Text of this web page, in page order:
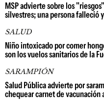
MSP advierte sobre los
silvestres; una persona falleció
SALUD
Niño intoxicado por comer
son los vuelos sanitarios de la
SARAMPIÓN
Salud Pública advierte por
chequear carnet de vacunación